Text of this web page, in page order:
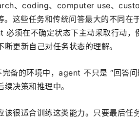
、coding、computer use、
这些任务和传统问答最大的不同在
必须在不确定状态下主动采取行动，
更新自己对任务状态的理解。
完备的环境中，agent 不只是 “回答问
决策和推理中。
很适合训练这类能力。只要最后任